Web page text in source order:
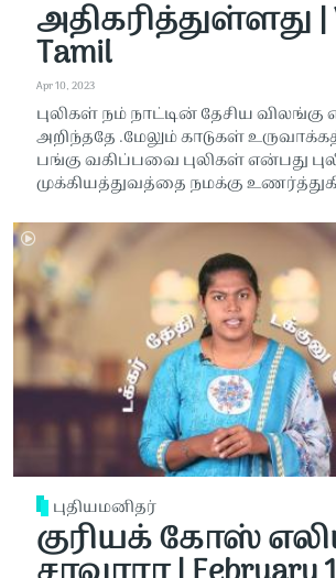
அதிகரித்துள்ளது |
Tamil
Apr 10, 2023
புலிகள் நம் நாட்டின் தேசிய விலங்கு
அறிந்ததே .மேலும் காடுகள்
பங்கு வகிப்பவை புலிகள் என்பது
முக்கியத்துவத்தை நமக்கு
புதியமனிதர்
குரியக் கோஸ்